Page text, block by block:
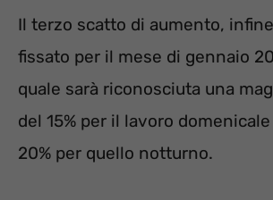
Il terzo scatto di aumento,
fissato per il mese di gennaio
quale sarà riconosciuta una
del 15% per il lavoro
20% per quello notturno.